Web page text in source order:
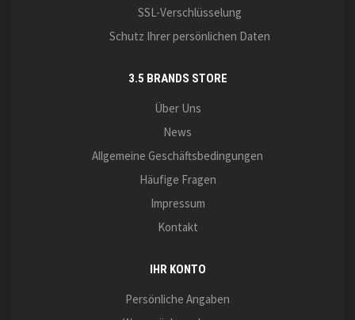
SSL-Verschlüsselung
Schutz Ihrer persönlichen Daten
3.5 BRANDS STORE
Über Uns
News
Allgemeine Geschäftsbedingungen
Häufige Fragen
Impressum
Kontakt
IHR KONTO
Persönliche Angaben